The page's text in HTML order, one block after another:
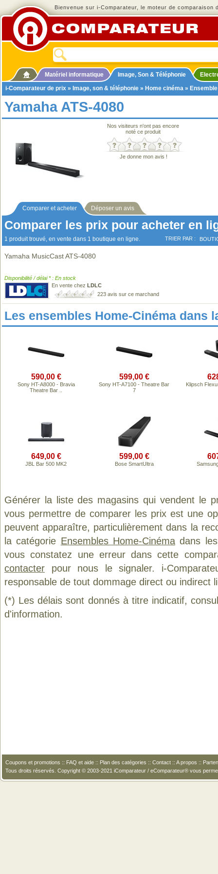
Bienvenue sur i-Comparateur, le moteur de comparaison
Matériel informatique Image, Son & Téléphonie
i-Comparateur de prix » Image, son & téléphonie » Home cinéma »
Yamaha ATS-4080
Nos visiteurs n'ont pas encore
noté ce produit
Je donne mon avis !
Comparer et acheter Déposer un avis
Comparer les prix pour acheter en
1 produit trouvé, en vente dans 1 boutique en ligne. TRIER PAR :
Yamaha MusicCast ATS-4080
Disponibilité / délai * : En stock
En vente chez LDLC
223 avis sur ce marchand
Les ensembles Home-Cinéma dans
590,00 €
Sony HT-A8000 - Bravia
Theatre Bar ..
599,00 €
Sony HT-A7100 - Theatre Bar
7
Klipsch
649,00 €
JBL Bar 500 MK2
599,00 €
Bose SmartUltra
Générer la liste des magasins qui vendent le
vous permettre de comparer les prix est une
peuvent apparaître, particulièrement dans la
la catégorie Ensembles Home-Cinémadans les
vous constatez une erreur dans cette
contacter pour nous le signaler. i-
responsable de tout dommage direct ou indirect
(*) Les délais sont donnés à titre indicatif,
d'information.
Coupons et promotions :: FAQ et aide :: Plan des catégories :: Contact :: A propos ::
Tous droits réservés. Copyright © 2003-2021 iComparateur / eComparateur® vous